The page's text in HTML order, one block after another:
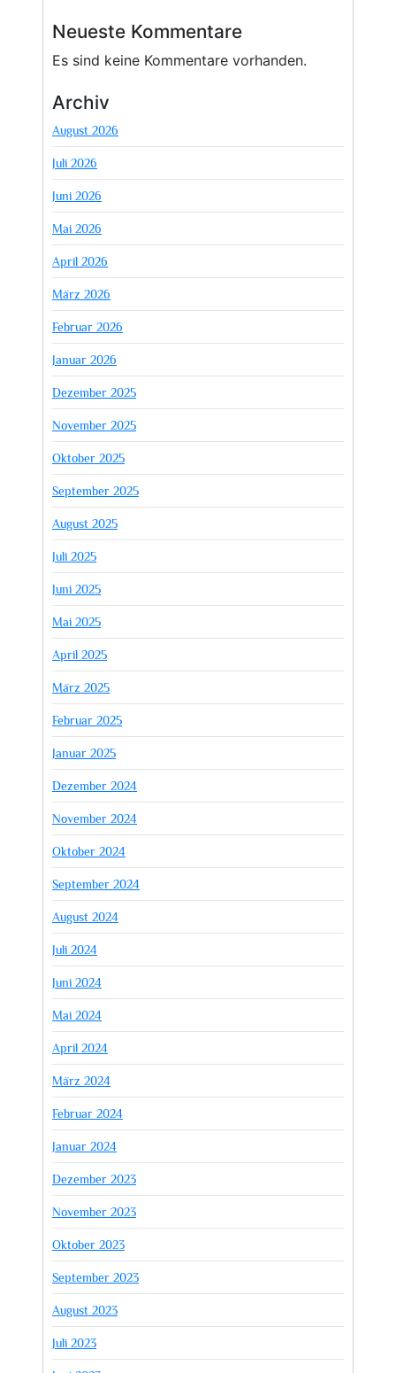
Neueste Kommentare
Es sind keine Kommentare vorhanden.
Archiv
August 2026
Juli 2026
Juni 2026
Mai 2026
April 2026
März 2026
Februar 2026
Januar 2026
Dezember 2025
November 2025
Oktober 2025
September 2025
August 2025
Juli 2025
Juni 2025
Mai 2025
April 2025
März 2025
Februar 2025
Januar 2025
Dezember 2024
November 2024
Oktober 2024
September 2024
August 2024
Juli 2024
Juni 2024
Mai 2024
April 2024
März 2024
Februar 2024
Januar 2024
Dezember 2023
November 2023
Oktober 2023
September 2023
August 2023
Juli 2023